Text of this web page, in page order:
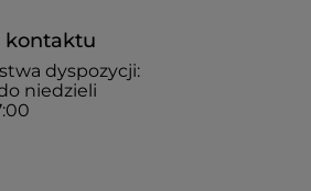
kontaktu
dyspozycji:
niedzieli